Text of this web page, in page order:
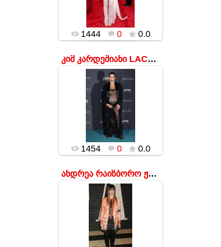
საზოგადოება კი ჯერ
კიდევ არ აღმოჩნდა
მზ...
popularsge
1444 0 0.0
კიმ კარდეშიანი LACMA Film + Art Gala-ს ვახშამზე
17.01.2016
ორსული
ვარსკვლავის ამ
ჩაცმულობამ ბევრი
fashion-კრიტიკოსი
შეაშინა.
popularsge
1454
0 0.0
ანდრეა რაიზბორო ჟურნალ Vanity Fair-ის საღამოზე
17.01.2016
ღონისძიებაზე, სადაც
ყველანი საღამოს
კაბებში იყვნენ
გამოწყობილნი,
მსახიობი, ყველაზე
მინიმუმ, უცნაურად
გამოიყურებოდა. პ...